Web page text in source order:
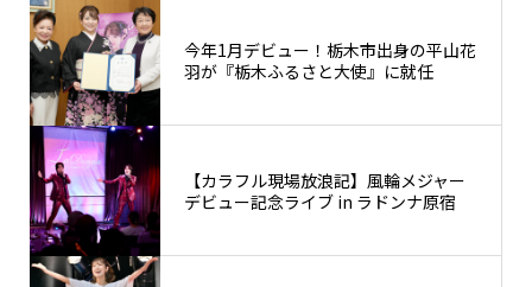
今年1月デビュー！栃木市出身の平山花
羽が『栃木ふるさと大使』に就任
【カラフル現場放浪記】風輪メジャー
デビュー記念ライブ in ラドンナ原宿